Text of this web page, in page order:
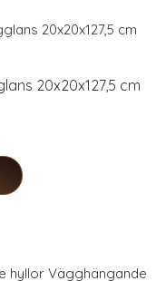
20x20x127,5 cm